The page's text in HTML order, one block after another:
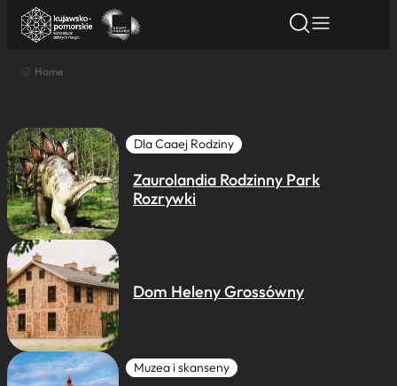
Nazwa atrakcji
Miasto
Kategoria
Home
Dla Caaej Rodziny
Zaurolandia Rodzinny Park
Rozrywki
Dom Heleny Grossówny
Muzea i skanseny